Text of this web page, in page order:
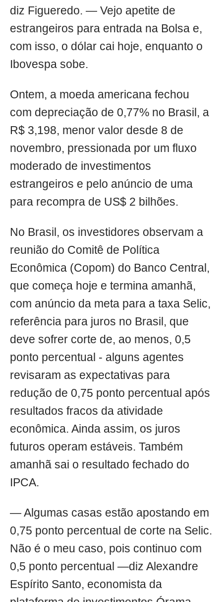
diz Figueredo. — Vejo apetite de
estrangeiros para entrada na Bolsa e,
com isso, o dólar cai hoje, enquanto o
Ibovespa sobe.
Ontem, a moeda americana fechou
com depreciação de 0,77% no Brasil, a
R$ 3,198, menor valor desde 8 de
novembro, pressionada por um fluxo
moderado de investimentos
estrangeiros e pelo anúncio de uma
para recompra de US$ 2 bilhões.
No Brasil, os investidores observam a
reunião do Comitê de Política
Econômica (Copom) do Banco Central,
que começa hoje e termina amanhã,
com anúncio da meta para a taxa Selic,
referência para juros no Brasil, que
deve sofrer corte de, ao menos, 0,5
ponto percentual - alguns agentes
revisaram as expectativas para
redução de 0,75 ponto percentual após
resultados fracos da atividade
econômica. Ainda assim, os juros
futuros operam estáveis. Também
amanhã sai o resultado fechado do
IPCA.
— Algumas casas estão apostando em
0,75 ponto percentual de corte na Selic.
Não é o meu caso, pois continuo com
0,5 ponto percentual —diz Alexandre
Espírito Santo, economista da